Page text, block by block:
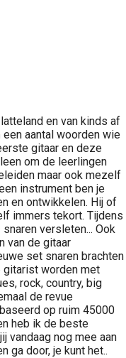
en van kinds af
aantal woorden wie
gitaar en deze
om de leerlingen
maar ook mezelf
instrument ben je
en ontwikkelen. Hij of
immers tekort. Tijdens
versleten... Ook
van de gitaar
set snaren brachten
gitarist worden met
rock, country, big
de revue
op ruim 45000
heb ik de beste
vandaag nog mee aan
ga door, je kunt het..